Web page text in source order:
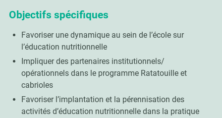
Objectifs spécifiques
Favoriser une dynamique au sein de l’école sur
l’éducation nutritionnelle
Impliquer des partenaires institutionnels/
opérationnels dans le programme Ratatouille et
cabrioles
Favoriser l’implantation et la pérennisation des
activités d’éducation nutritionnelle dans la pratique